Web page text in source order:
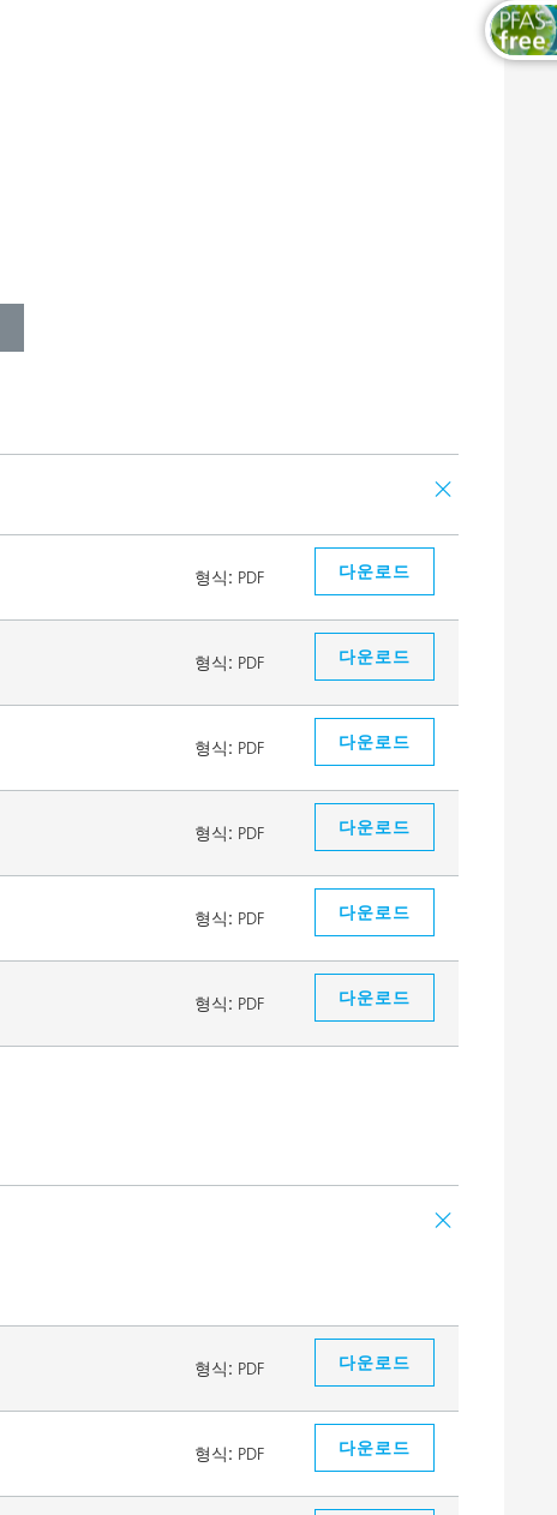
형식: PDF 다운로드
형식: PDF 다운로드
형식: PDF 다운로드
형식: PDF 다운로드
형식: PDF 다운로드
형식: PDF 다운로드
형식: PDF 다운로드
형식: PDF 다운로드